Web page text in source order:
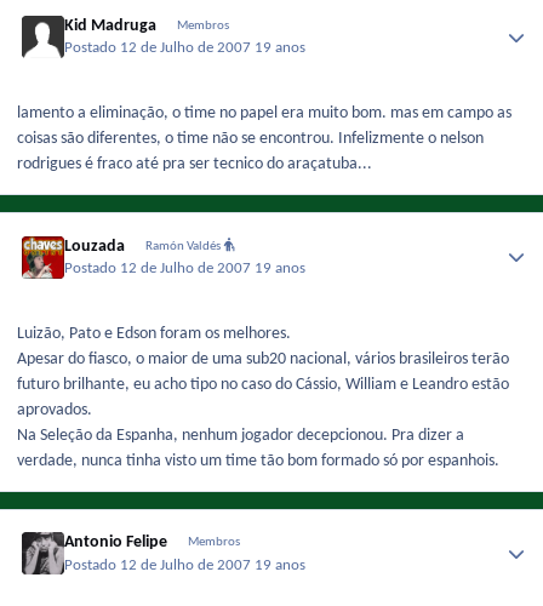
Kid Madruga Membros
Postado 12 de Julho de 2007 19 anos
lamento a eliminação, o time no papel era muito bom. mas em campo as
coisas são diferentes, o time não se encontrou. Infelizmente o nelson
rodrigues é fraco até pra ser tecnico do araçatuba...
Louzada Ramón Valdés
Postado 12 de Julho de 2007 19 anos
Luizão, Pato e Edson foram os melhores.
Apesar do fiasco, o maior de uma sub20 nacional, vários brasileiros terão
futuro brilhante, eu acho tipo no caso do Cássio, William e Leandro estão
aprovados.
Na Seleção da Espanha, nenhum jogador decepcionou. Pra dizer a
verdade, nunca tinha visto um time tão bom formado só por espanhois.
Antonio Felipe Membros
Postado 12 de Julho de 2007 19 anos